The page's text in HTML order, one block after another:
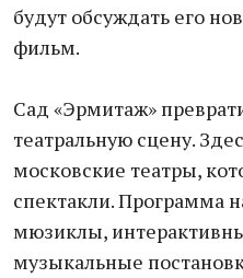
будут обсуждать его
фильм.
Сад «Эрмитаж»
театральную сцену.
московские театры,
спектакли. Программа
мюзиклы,
музыкальные